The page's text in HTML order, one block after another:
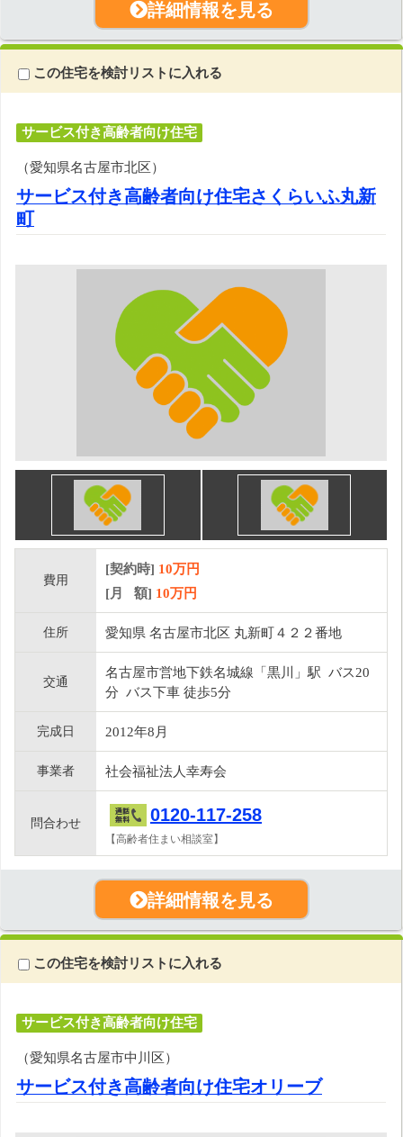
詳細情報を見る
この住宅を検討リストに入れる
サービス付き高齢者向け住宅
（愛知県名古屋市北区）
サービス付き高齢者向け住宅さくらいふ丸新
町
費用
[契約時] 10万円
[月 額] 10万円
住所 愛知県 名古屋市北区 丸新町４２２番地
交通
名古屋市営地下鉄名城線「黒川」駅 バス20
分 バス下車 徒歩5分
完成日 2012年8月
事業者 社会福祉法人幸寿会
問合わせ 0120-117-258
【高齢者住まい相談室】
詳細情報を見る
この住宅を検討リストに入れる
サービス付き高齢者向け住宅
（愛知県名古屋市中川区）
サービス付き高齢者向け住宅オリーブ